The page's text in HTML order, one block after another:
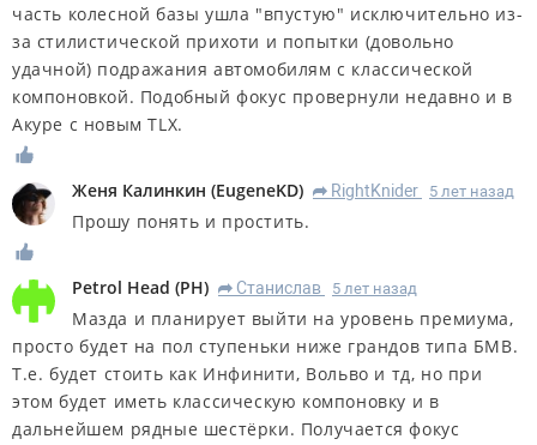
часть колесной базы ушла "впустую" исключительно из-
за стилистической прихоти и попытки (довольно
удачной) подражания автомобилям с классической
компоновкой. Подобный фокус провернули недавно и в
Акуре с новым TLX.
Женя Калинкин (EugeneKD) R RightKnider 5 лет назад
Прошу понять и простить.
Petrol Head (PH) R Станислав 5 лет назад
Мазда и планирует выйти на уровень премиума,
просто будет на пол ступеньки ниже грандов типа БМВ.
Т.е. будет стоить как Инфинити, Вольво и тд, но при
этом будет иметь классическую компоновку и в
дальнейшем рядные шестёрки. Получается фокус